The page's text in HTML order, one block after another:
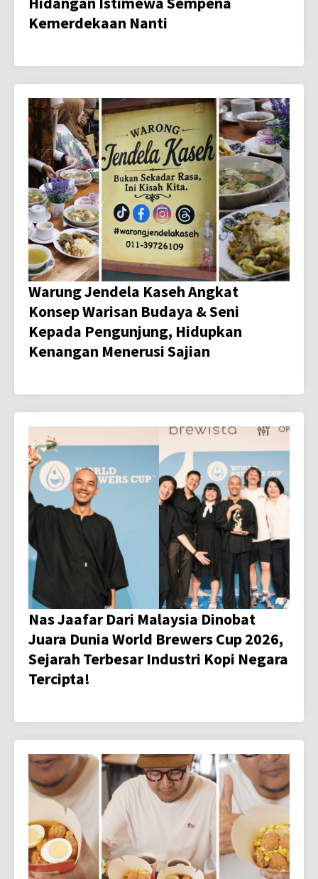
Kemerdekaan Nanti
Warung Jendela Kaseh Angkat
Konsep Warisan Budaya & Seni
Kepada Pengunjung, Hidupkan
Kenangan Menerusi Sajian
Nas Jaafar Dari Malaysia Dinobat
Juara Dunia World Brewers Cup 2026,
Sejarah Terbesar Industri Kopi Negara
Tercipta!